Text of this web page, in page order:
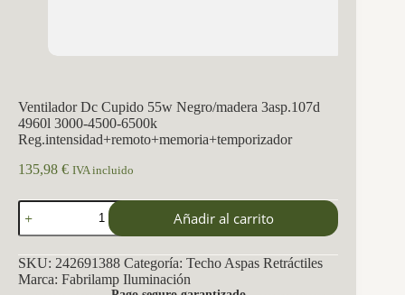
Ventilador Dc Cupido 55w Negro/madera 3asp.107d
4960l 3000-4500-6500k
Reg.intensidad+remoto+memoria+temporizador
135,98 € IVA incluido
Ventilador
Dc
Cupido
55w
Negro/madera
3asp.107d
Añadir al carrito
SKU: 242691388 Categoría: Techo Aspas Retráctiles
Marca: Fabrilamp Iluminación